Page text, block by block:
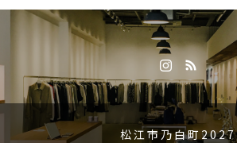
松江市乃白町2027